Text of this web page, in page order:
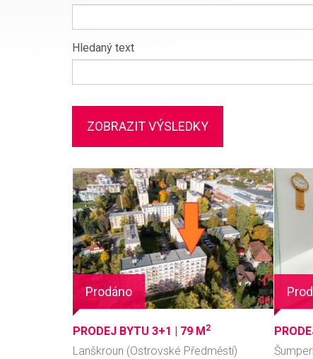
Hledaný text
Prodáno
PRODEJ BYTU 3+1 | 79 M2
Lanškroun (Ostrovské Předměstí)